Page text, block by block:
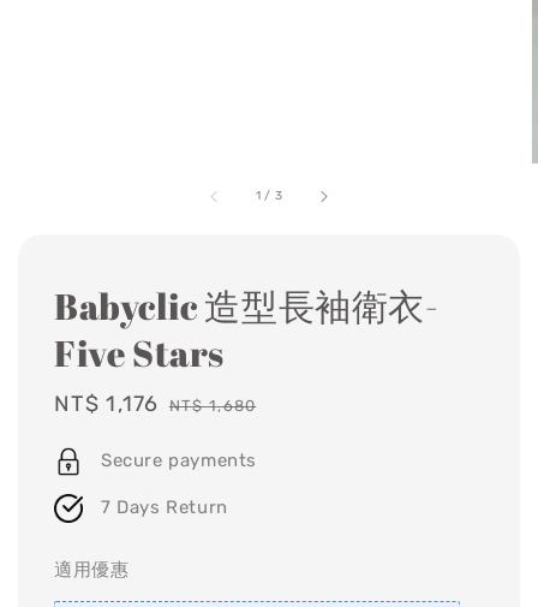
1 / 3
Babyclic 造型長袖衛衣-
Five Stars
Sale
NT$ 1,176 Regular
NT$ 1,680
Secure payments
7 Days Return
適用優惠